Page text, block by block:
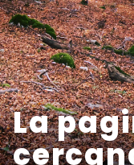
La